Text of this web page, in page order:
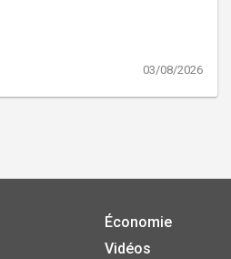
03/08/2026
Économie
Vidéos